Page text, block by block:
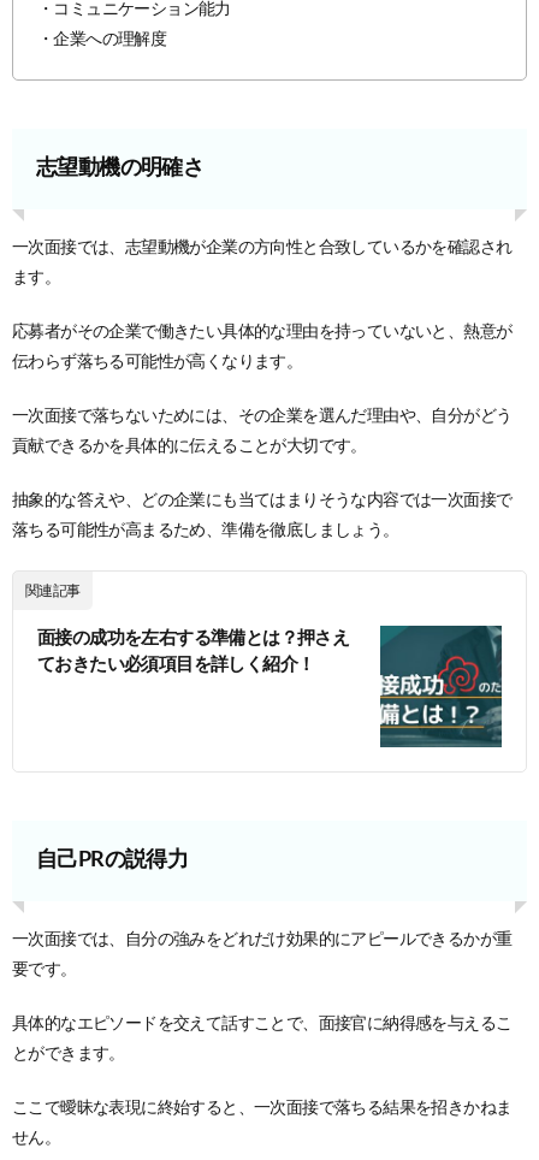
・コミュニケーション能力
・企業への理解度
志望動機の明確さ
一次面接では、志望動機が企業の方向性と合致しているかを確認され
ます。
応募者がその企業で働きたい具体的な理由を持っていないと、熱意が
伝わらず落ちる可能性が高くなります。
一次面接で落ちないためには、その企業を選んだ理由や、自分がどう
貢献できるかを具体的に伝えることが大切です。
抽象的な答えや、どの企業にも当てはまりそうな内容では一次面接で
落ちる可能性が高まるため、準備を徹底しましょう。
関連記事
面接の成功を左右する準備とは？押さえ
ておきたい必須項目を詳しく紹介！
自己PRの説得力
一次面接では、自分の強みをどれだけ効果的にアピールできるかが重
要です。
具体的なエピソードを交えて話すことで、面接官に納得感を与えるこ
とができます。
ここで曖昧な表現に終始すると、一次面接で落ちる結果を招きかねま
せん。